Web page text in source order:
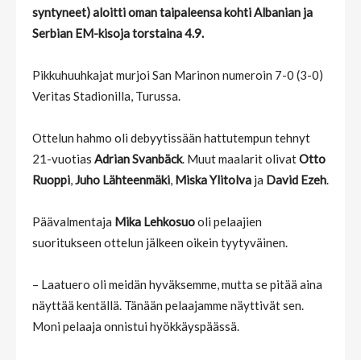
syntyneet) aloitti oman taipaleensa kohti Albanian ja
Serbian EM-kisoja torstaina 4.9.
Pikkuhuuhkajat murjoi San Marinon numeroin 7-0 (3-0)
Veritas Stadionilla, Turussa.
Ottelun hahmo oli debyytissään hattutempun tehnyt
21-vuotias Adrian Svanbäck. Muut maalarit olivatOtto
Ruoppi,Juho Lähteenmäki, Miska Ylitolva ja David Ezeh.
Päävalmentaja Mika Lehkosuooli pelaajien
suoritukseen ottelun jälkeen oikein tyytyväinen.
– Laatuero oli meidän hyväksemme, mutta se pitää aina
näyttää kentällä. Tänään pelaajamme näyttivät sen.
Moni pelaaja onnistui hyökkäyspäässä.